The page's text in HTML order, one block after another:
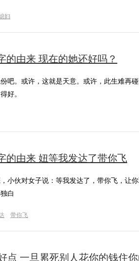
妇
的由来 现在的她还好吗？
吧。或许，这就是天意。或许，此生难再
好。
的由来 妞等我发达了带你飞
小伙对女子说：等我发达了，带你飞，让
白
带你飞
点 一旦累死别人花你的钱住